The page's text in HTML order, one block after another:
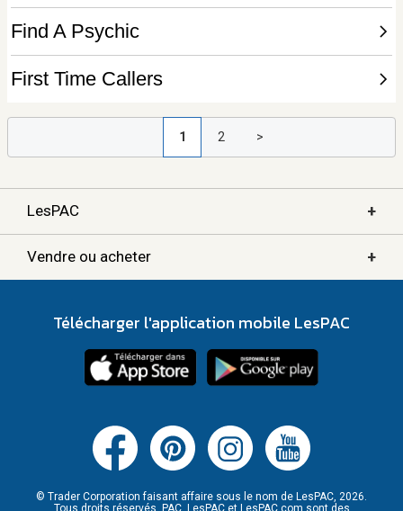
1 2 >
LesPAC +
Vendre ou acheter +
Télécharger l'application mobile LesPAC
© Trader Corporation faisant affaire sous le nom de LesPAC, 2026.
Tous droits réservés. PAC, LesPAC et LesPAC.com sont des